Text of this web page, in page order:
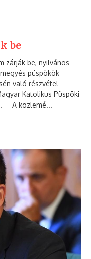
be
zárják be, nyilvános
püspökök
való részvétel
Katolikus Püspöki
t. A közlemé...